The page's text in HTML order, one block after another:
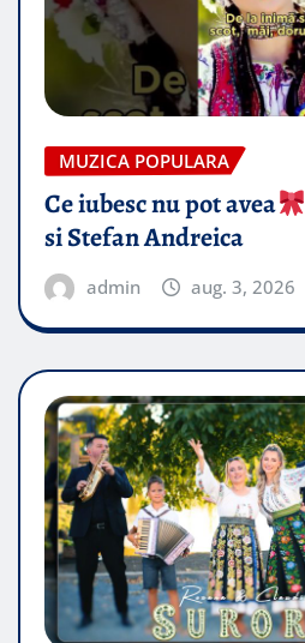
MUZICA POPULARA
Ce iubesc nu pot avea
si Stefan Andreica
admin aug. 3, 2026